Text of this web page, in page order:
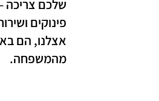
שלכם צריכה
פינוקים
אצלנו, הם
מהמשפחה.